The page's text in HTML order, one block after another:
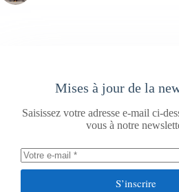
Mises à jour de la
Saisissez votre adresse e-mail ci-
vous à notre
S’inscrire